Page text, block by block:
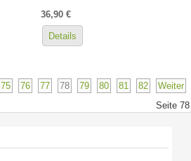
36,90 €
Details
75 76 77 78 79 80 81 82
Weiter
Seite